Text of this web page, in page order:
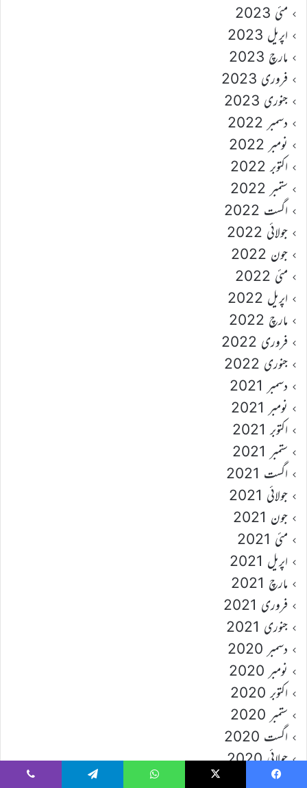
مئی 2023
اپریل 2023
مارچ 2023
فروری 2023
جنوری 2023
دسمبر 2022
نومبر 2022
اکتوبر 2022
ستمبر 2022
اگست 2022
جولائی 2022
جون 2022
مئی 2022
اپریل 2022
مارچ 2022
فروری 2022
جنوری 2022
دسمبر 2021
نومبر 2021
اکتوبر 2021
ستمبر 2021
اگست 2021
جولائی 2021
جون 2021
مئی 2021
اپریل 2021
مارچ 2021
فروری 2021
جنوری 2021
دسمبر 2020
نومبر 2020
اکتوبر 2020
ستمبر 2020
اگست 2020
جولائی 2020
جون 2020